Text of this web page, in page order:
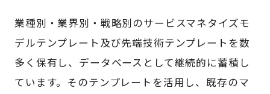
業種別・業界別・戦略別のサービスマネタイズモ
デルテンプレート及び先端技術テンプレートを数
多く保有し、データベースとして継続的に蓄積し
ています。そのテンプレートを活用し、既存のマ